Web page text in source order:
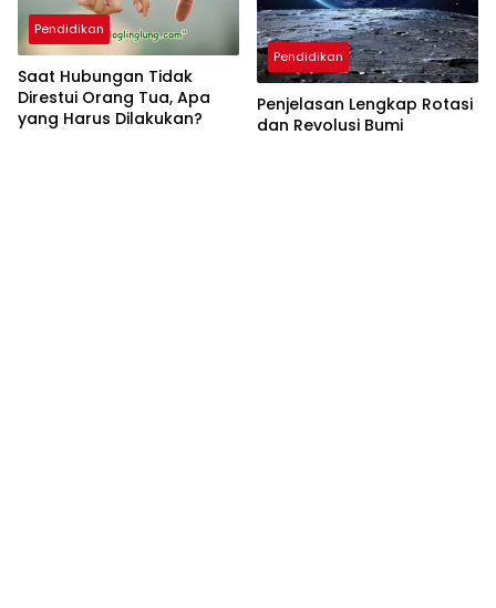
Pendidikan
Saat Hubungan Tidak
Direstui Orang Tua, Apa
yang Harus Dilakukan?
Pendidikan
Penjelasan Lengkap Rotasi
dan Revolusi Bumi